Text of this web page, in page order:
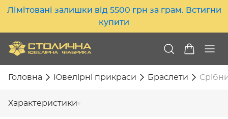
Лімітовані залишки від 5500 грн за грам. Встигни
купити
Головна Ювелірні прикраси Браслети
Характеристики